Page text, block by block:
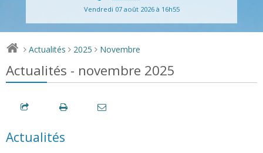
Vendredi 07 août 2026 à 16h55
> Actualités > 2025 > Novembre
Actualités - novembre 2025
Actualités